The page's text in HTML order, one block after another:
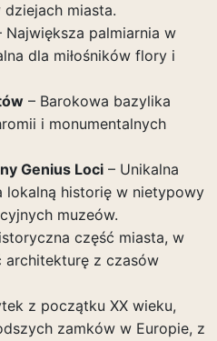
miasta.
palmiarnia w
dla miłośników flory i
– Barokowa bazylika
i monumentalnych
Genius Loci– Unikalna
lokalną historię w nietypowy
muzeów.
część miasta, w
z czasów
z początku XX wieku,
zamków w Europie, z